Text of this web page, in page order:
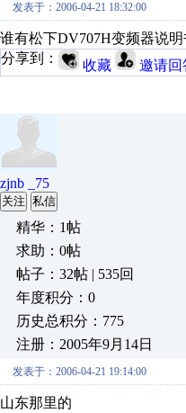
发表于：2006-04-21 18:32:00
谁有松下DV707H变频器说
分享到：
收藏 邀请回
zjnb _75
关注 私信
精华：1帖
求助：0帖
帖子：32帖 | 535回
年度积分：0
历史总积分：775
注册：2005年9月14日
发表于：2006-04-21 19:14:00
山东那里的